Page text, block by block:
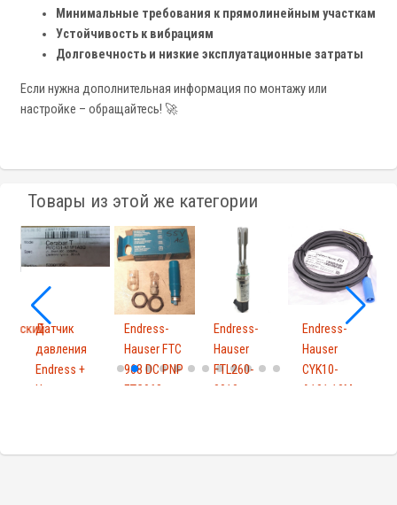
Минимальные требования к прямолинейным участкам
Устойчивость к вибрациям
Долговечность и низкие эксплуатационные затраты
Если нужна дополнительная информация по монтажу или
настройке – обращайтесь! 🚀
Товары из этой же категории
Датчик
давления
Endress +
Hauser
Endress-
Hauser FTC
968 DC PNP
FTC968
Endress-
Hauser
FTL260-
0010
Endress-
Hauser
CYK10-
A101 10M